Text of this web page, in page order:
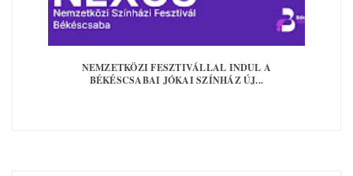
NEMZETKÖZI FESZTIVÁLLAL INDUL A
BÉKÉSCSABAI JÓKAI SZÍNHÁZ ÚJ...